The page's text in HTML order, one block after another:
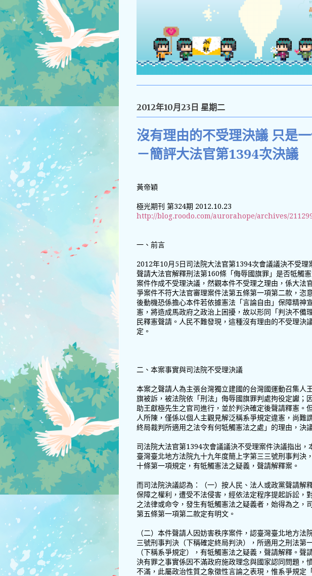
2012年10月23日 星期二
沒有理由的不受理決議 只是
－簡評大法官第1394次決議
黃帝穎
極光期刊 第324期 2012.10.23
http://blog.roodo.com/aurorahope/archives/
一、前言
2012年10月5日司法院大法官第1394次會議議決不受理
聲請大法官解釋刑法第160條「侮辱國旗罪」是否牴觸憲
案件作成不受理決議，然觀本件不受理之理由，係大法
爭案件不符大法官審理案件法第五條第一項第二款，恣
後動機恐係擔心本件若依據憲法「言論自由」保障精神
憲，將造成馬政府之政治上困擾，故以形同「判決不備
民釋憲聲請。人民不難發現，這種沒有理由的不受理決
定。
二、本案事實與司法院不受理決議
本案之聲請人為主張台灣獨立建國的台灣國運動召集人
旗被訴，被法院依「刑法」侮辱國旗罪判處拘役定讞；
助王獻極先生之官司進行，並於判決確定後聲請釋憲。
人所陳，僅係以個人主觀見解泛稱系爭規定違憲，尚難
終局裁判所適用之法令有何牴觸憲法之處」的理由，決
司法院大法官第1394次會議議決不受理案件決議指出，
臺灣臺北地方法院九十九年度簡上字第三三號刑事判決
十條第一項規定，有牴觸憲法之疑義，聲請解釋案。
而司法院決議認為：（一）按人民、法人或政黨聲請解
保障之權利，遭受不法侵害，經依法定程序提起訴訟，
之法律或命令，發生有牴觸憲法之疑義者，始得為之，
第五條第一項第二款定有明文。
（二）本件聲請人因妨害秩序案件，認臺灣臺北地方法
三號刑事判決（下稱確定終局判決），所適用之刑法第
（下稱系爭規定），有牴觸憲法之疑義，聲請解釋。聲
決有罪之事實係因不滿政府施政理念與國家認同問題，
不滿，此屬政治性質之象徵性言論之表現，惟系爭規定